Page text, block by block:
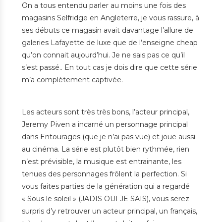
On a tous entendu parler au moins une fois des
magasins Selfridge en Angleterre, je vous rassure, à
ses débuts ce magasin avait davantage l’allure de
galeries Lafayette de luxe que de l’enseigne cheap
qu’on connait aujourd’hui. Je ne sais pas ce qu’il
s’est passé.. En tout cas je dois dire que cette série
m’a complètement captivée.
Les acteurs sont très très bons, l’acteur principal,
Jeremy Piven a incarné un personnage principal
dans Entourages (que je n’ai pas vue) et joue aussi
au cinéma. La série est plutôt bien rythmée, rien
n’est prévisible, la musique est entrainante, les
tenues des personnages frôlent la perfection. Si
vous faites parties de la génération qui a regardé
« Sous le soleil » (JADIS OUI JE SAIS), vous serez
surpris d’y retrouver un acteur principal, un français,